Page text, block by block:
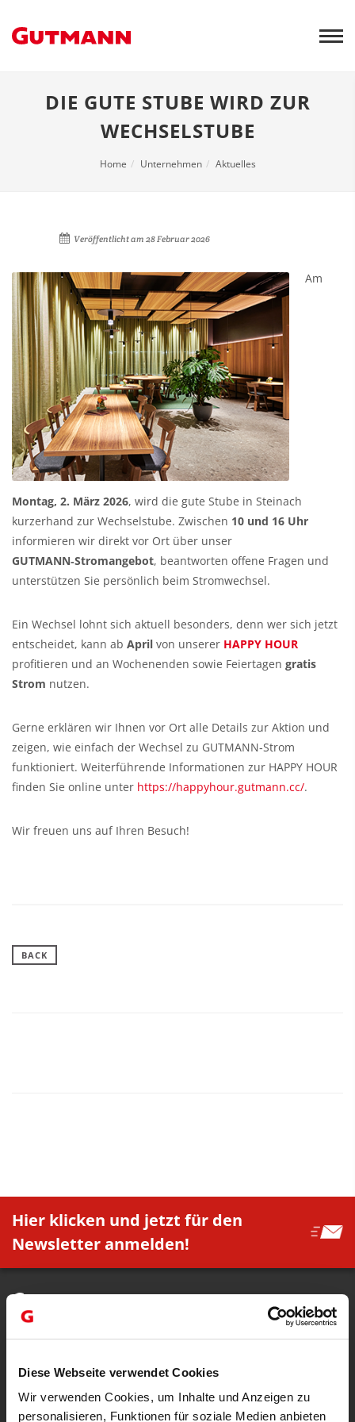
Diese Webseite verwendet Cookies
Wir verwenden Cookies, um Inhalte und Anzeigen zu
personalisieren, Funktionen für soziale Medien anbieten
Weiter
DIE GUTE STUBE WIRD ZUR
WECHSELSTUBE
Home Unternehmen Aktuelles
Veröffentlicht am 28 Februar 2026
Am
Montag, 2. März 2026, wird die gute Stube in Steinach
kurzerhand zur Wechselstube. Zwischen 10 und 16 Uhr
informieren wir direkt vor Ort über unser
GUTMANN‑Stromangebot, beantworten offene Fragen und
unterstützen Sie persönlich beim Stromwechsel.
Ein Wechsel lohnt sich aktuell besonders, denn wer sich jetzt
entscheidet, kann ab April von unserer HAPPY HOUR
profitieren und an Wochenenden sowie Feiertagen gratis
Strom nutzen.
Gerne erklären wir Ihnen vor Ort alle Details zur Aktion und
zeigen, wie einfach der Wechsel zu GUTMANN‑Strom
funktioniert. Weiterführende Informationen zur HAPPY HOUR
finden Sie online unter https://happyhour.gutmann.cc/.
Wir freuen uns auf Ihren Besuch!
BACK
Hier klicken und jetzt für den
Newsletter anmelden!
Büro Innsbruck | Zentrale
6020 Innsbruck
+43 50 2277 - 1000